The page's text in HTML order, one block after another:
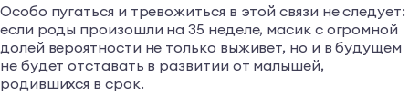
Особо пугаться и тревожиться в этой связи не следует:
если роды произошли на 35 неделе, масик с огромной
долей вероятности не только выживет, но и в будущем
не будет отставать в развитии от малышей,
родившихся в срок.